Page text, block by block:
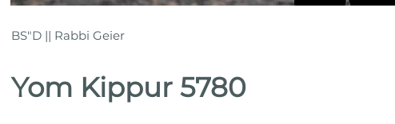
BS"D || Rabbi Geier
Yom Kippur 5780